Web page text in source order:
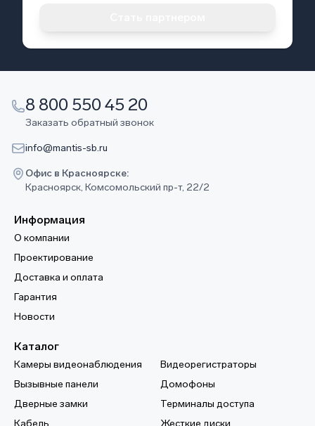
8 800 550 45 20
Заказать обратный звонок
info@mantis-sb.ru
Офис в Красноярске:
Красноярск, Комсомольский пр-т, 22/2
Информация
О компании
Проектирование
Доставка и оплата
Гарантия
Новости
Каталог
Камеры видеонаблюдения
Видеорегистраторы
Вызывные панели
Домофоны
Дверные замки
Терминалы доступа
Кабель
Жесткие диски